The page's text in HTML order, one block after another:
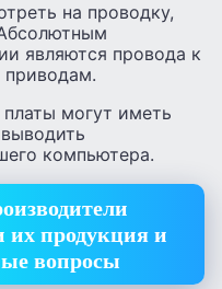
на проводку,
являются провода к
могут иметь
компьютера.
их продукция и
вопросы